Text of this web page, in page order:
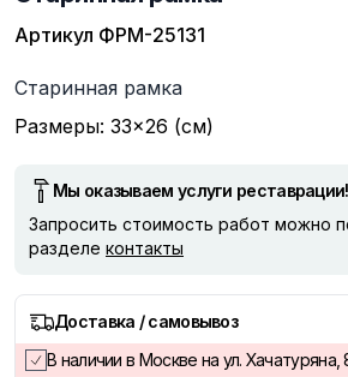
Артикул ФРМ-25131
Описание
Старинная рамка
Размеры: 33×26 (см)
Мы оказываем услуги реставрации!
Запросить стоимость работ можно
разделе контакты
Доставка / самовывоз
В наличии в Москве на ул. Хачатуряна,